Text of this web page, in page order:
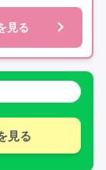
験歓迎
見る
見る